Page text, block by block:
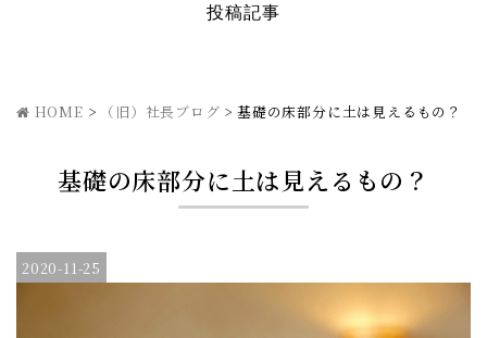
投稿記事
HOME > （旧）社長ブログ >基礎の床部分に土は見えるもの？
基礎の床部分に土は見えるもの？
2020-11-25